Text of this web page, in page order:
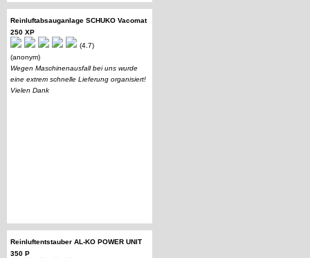
Reinluftabsauganlage SCHUKO Vacomat
250 XP
(4.7)
(anonym)
Wegen Maschinenausfall bei uns wurde
eine extrem schnelle Lieferung organisiert!
Vielen Dank
Reinluftentstauber AL-KO POWER UNIT
350 P